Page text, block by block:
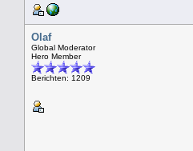
Olaf
Global Moderator
Hero Member
Berichten: 1209